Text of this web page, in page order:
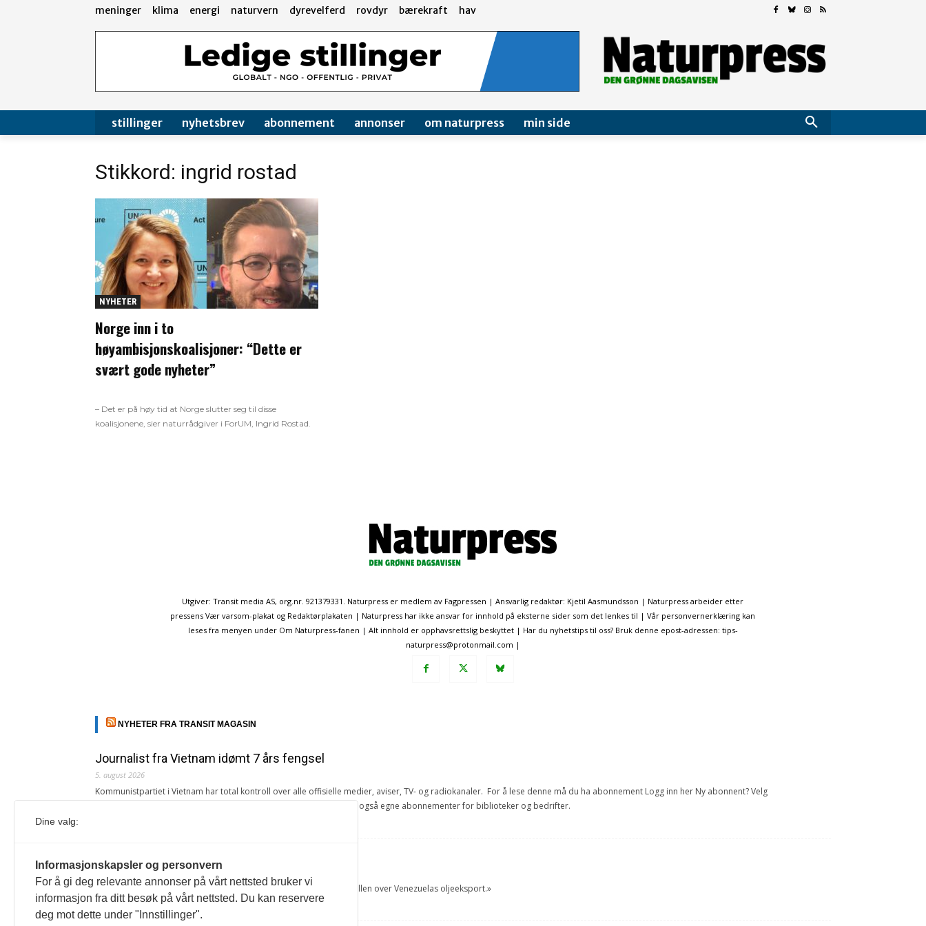
meninger klima energi naturvern dyrevelferd rovdyr bærekraft hav
stillinger nyhetsbrev abonnement annonser om naturpress min side
Stikkord: ingrid rostad
NYHETER
Norge inn i to
høyambisjonskoalisjoner: “Dette er
svært gode nyheter”
– Det er på høy tid at Norge slutter seg til disse
koalisjonene, sier naturrådgiver i ForUM, Ingrid Rostad.
Utgiver: Transit media AS, org.nr. 921379331. Naturpress er medlem av Fagpressen | Ansvarlig redaktør: Kjetil Aasmundsson | Naturpress arbeider etter
pressens Vær varsom-plakat og Redaktørplakaten | Naturpress har ikke ansvar for innhold på eksterne sider som det lenkes til | Vår personvernerklæring kan
leses fra menyen under Om Naturpress-fanen | Alt innhold er opphavsrettslig beskyttet | Har du nyhetstips til oss? Bruk denne epost-adressen: tips-
naturpress@protonmail.com |
NYHETER FRA TRANSIT MAGASIN
Journalist fra Vietnam idømt 7 års fengsel
5. august 2026
Kommunistpartiet i Vietnam har total kontroll over alle offisielle medier, aviser, TV- og radiokanaler. For å lese denne må du ha abonnement Logg inn her Ny abonnent? Velg
Årsabonnement, Månedsabonnement eller 24-timers tilgang. Vi har også egne abonnementer for biblioteker og bedrifter.
4. august 2026
« Etter at Maduro ble tatt til fange i januar 2026, overtok USA kontrollen over Venezuelas oljeeksport.»
Sonia Zapata, jurist
Dine valg:
Informasjonskapsler og personvern
For å gi deg relevante annonser på vårt nettsted bruker vi
informasjon fra ditt besøk på vårt nettsted. Du kan reservere
deg mot dette under "Innstillinger".